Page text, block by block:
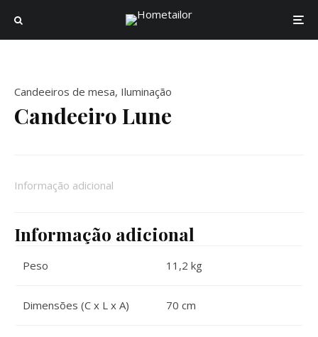
Candeeiros de mesa, Iluminação
Candeeiro Lune
Informação adicional
Informação adicional
Peso 11,2 kg
Dimensões (C x L x A) 70 cm